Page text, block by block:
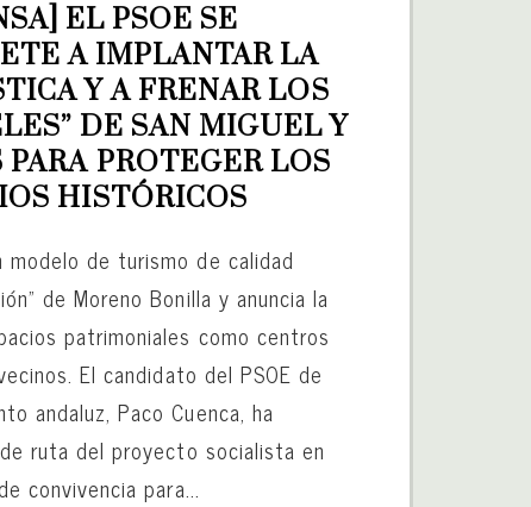
EL PSOE SE
A IMPLANTAR LA
Y A FRENAR LOS
DE SAN MIGUEL Y
PROTEGER LOS
HISTÓRICOS
modelo de turismo de calidad
de Moreno Bonilla y anuncia la
patrimoniales como centros
El candidato del PSOE de
andaluz, Paco Cuenca, ha
ruta del proyecto socialista en
convivencia para...